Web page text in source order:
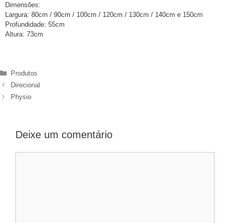
Dimensões:
Largura: 80cm / 90cm / 100cm / 120cm / 130cm / 140cm e 150cm
Profundidade: 55cm
Altura: 73cm
Produtos
Direcional
Physio
Deixe um comentário